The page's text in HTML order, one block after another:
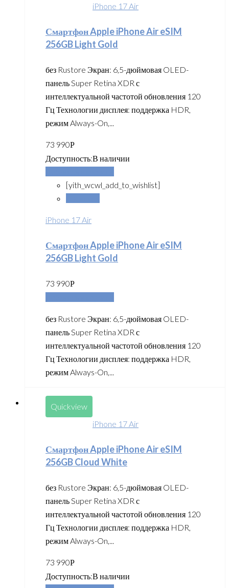
iPhone 17 Air
Смартфон Apple iPhone Air eSIM
256GB Light Gold
без Rustore Экран: 6,5-дюймовая OLED-
панель Super Retina XDR с
интеллектуальной частотой обновления 120
Гц Технологии дисплея: поддержка HDR,
режим Always-On,...
73 990Р
Доступность:В наличии
[yith_wcwl_add_to_wishlist]
iPhone 17 Air
Смартфон Apple iPhone Air eSIM
256GB Light Gold
73 990Р
без Rustore Экран: 6,5-дюймовая OLED-
панель Super Retina XDR с
интеллектуальной частотой обновления 120
Гц Технологии дисплея: поддержка HDR,
режим Always-On,...
Quickview
iPhone 17 Air
Смартфон Apple iPhone Air eSIM
256GB Cloud White
без Rustore Экран: 6,5-дюймовая OLED-
панель Super Retina XDR с
интеллектуальной частотой обновления 120
Гц Технологии дисплея: поддержка HDR,
режим Always-On,...
73 990Р
Доступность:В наличии